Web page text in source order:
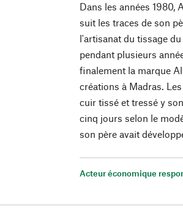
Dans les années 1980,
suit les traces de son
l'artisanat du tissage
pendant plusieurs
finalement la marque
créations à Madras.
cuir tissé et tressé y
cinq jours selon le
son père avait
Acteur économique